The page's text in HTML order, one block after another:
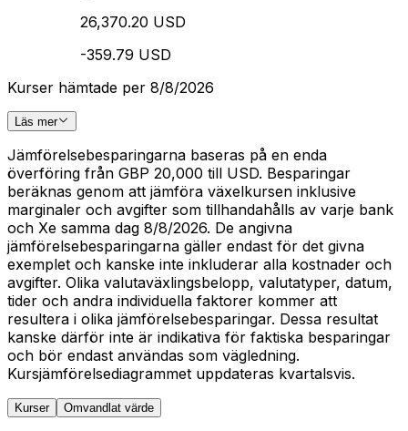
26,370.20 USD
-359.79 USD
Kurser hämtade per 8/8/2026
Läs mer
Jämförelsebesparingarna baseras på en enda
överföring från GBP 20,000 till USD. Besparingar
beräknas genom att jämföra växelkursen inklusive
marginaler och avgifter som tillhandahålls av varje bank
och Xe samma dag 8/8/2026. De angivna
jämförelsebesparingarna gäller endast för det givna
exemplet och kanske inte inkluderar alla kostnader och
avgifter. Olika valutaväxlingsbelopp, valutatyper, datum,
tider och andra individuella faktorer kommer att
resultera i olika jämförelsebesparingar. Dessa resultat
kanske därför inte är indikativa för faktiska besparingar
och bör endast användas som vägledning.
Kursjämförelsediagrammet uppdateras kvartalsvis.
Kurser Omvandlat värde